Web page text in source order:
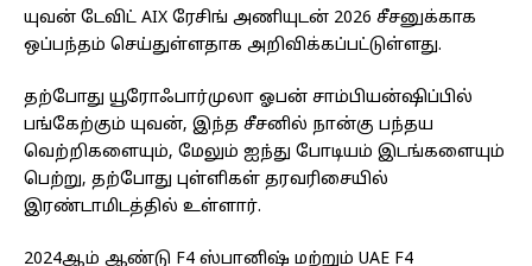
யுவன் டேவிட் AIX ரேசிங் அணியுடன் 2026 சீசனுக்காக
ஒப்பந்தம் செய்துள்ளதாக அறிவிக்கப்பட்டுள்ளது.
தற்போது யூரோஃபார்முலா ஓபன் சாம்பியன்ஷிப்பில்
பங்கேற்கும் யுவன், இந்த சீசனில் நான்கு பந்தய
வெற்றிகளையும், மேலும் ஐந்து போடியம் இடங்களையும்
பெற்று, தற்போது புள்ளிகள் தரவரிசையில்
இரண்டாமிடத்தில் உள்ளார்.
2024ஆம் ஆண்டு F4 ஸ்பானிஷ் மற்றும் UAE F4